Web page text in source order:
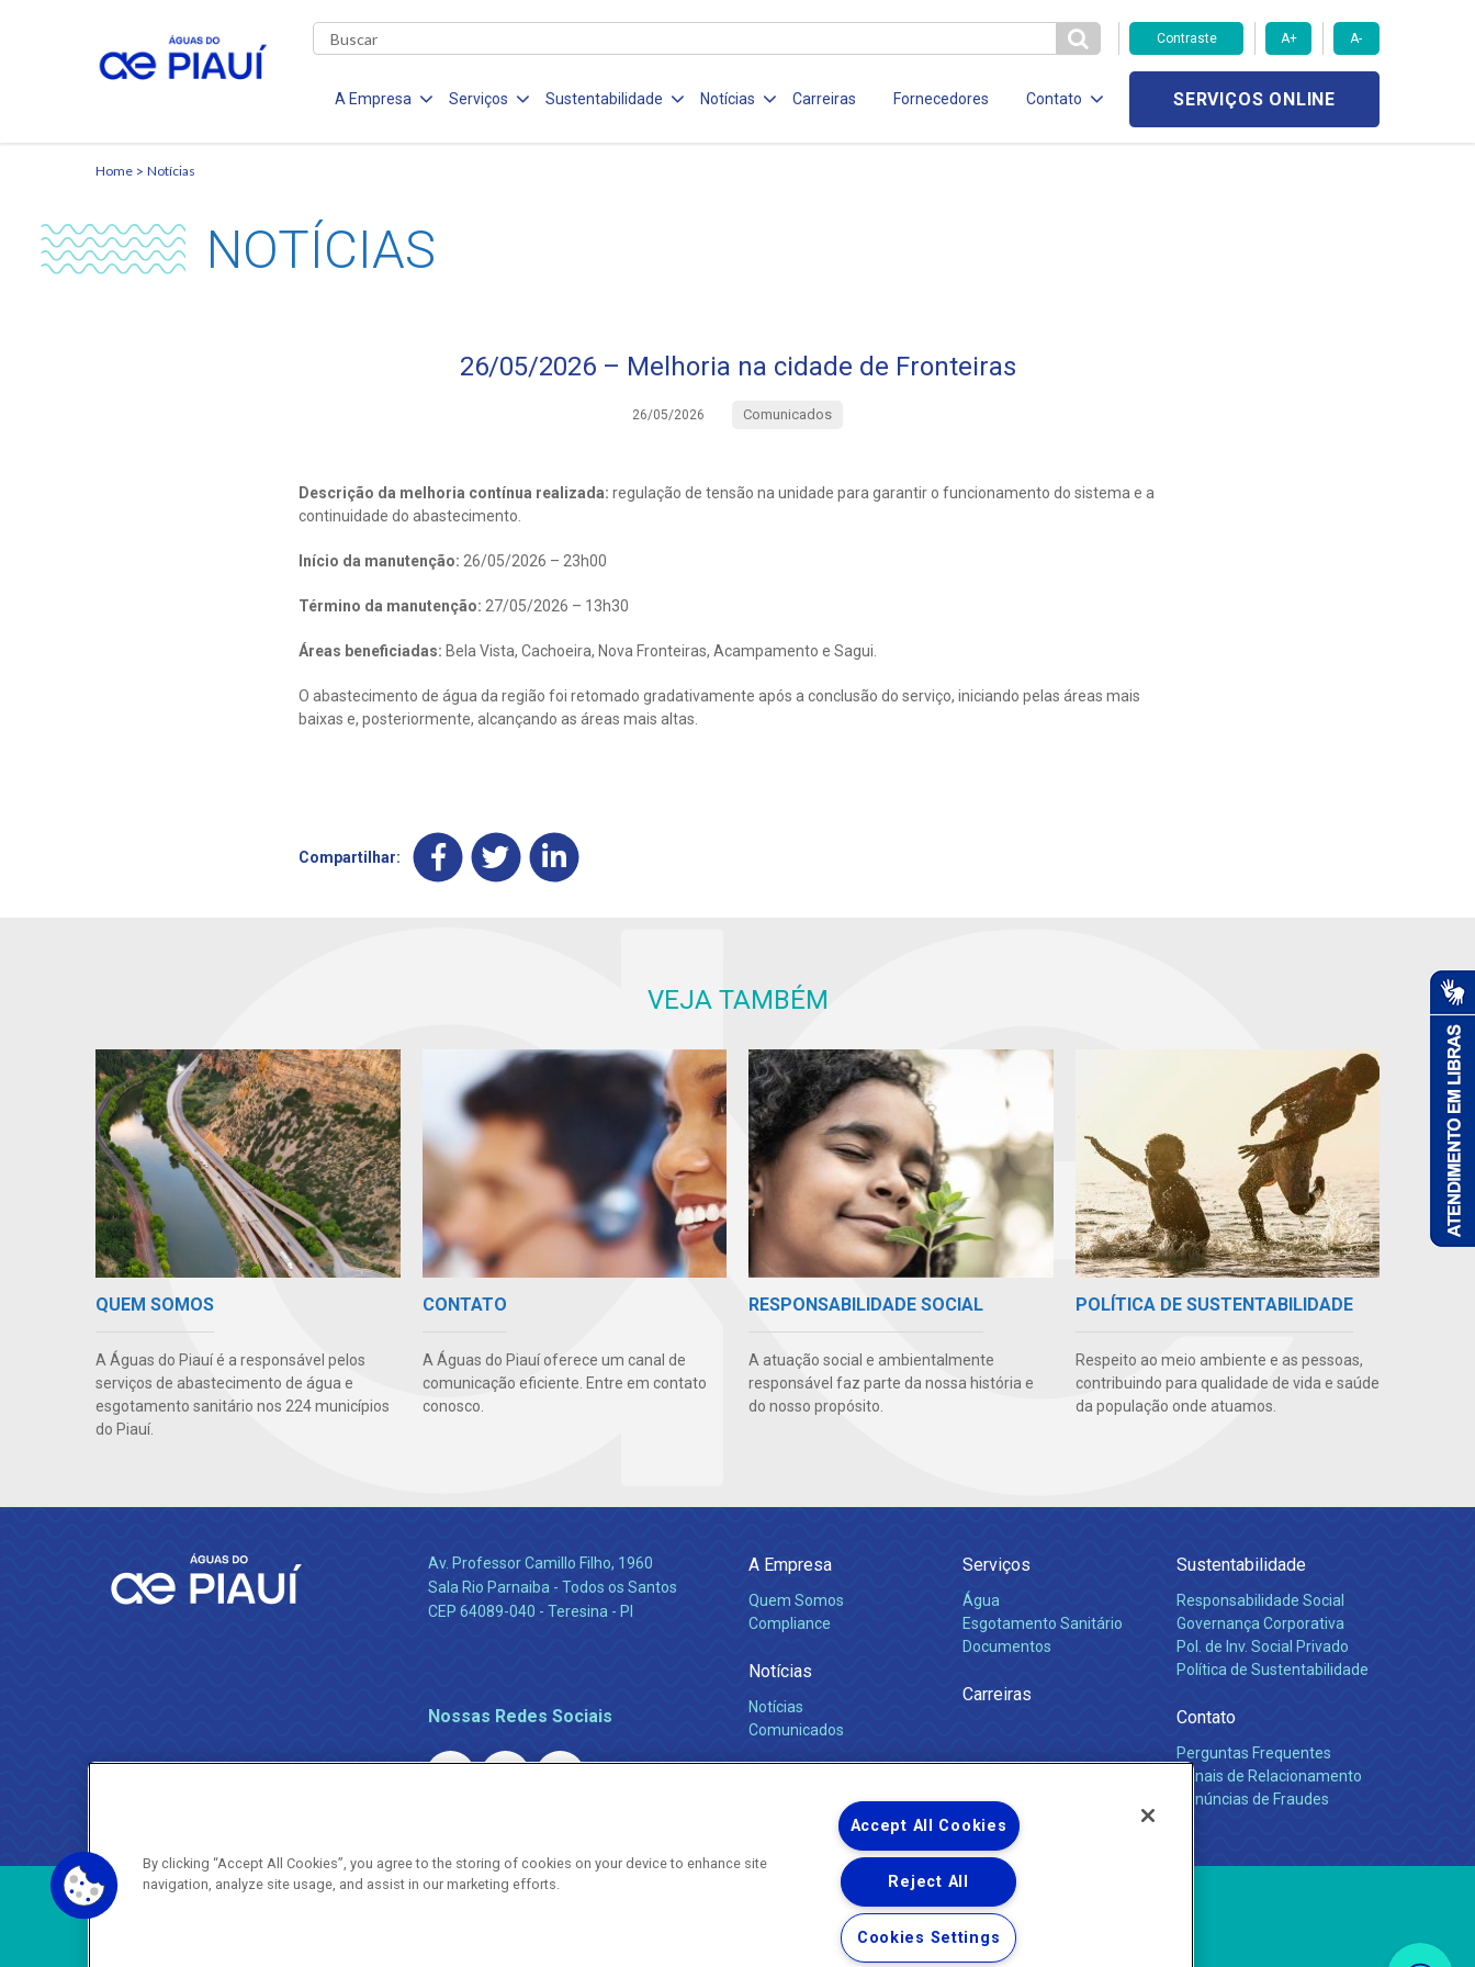
Contraste A+ A-
A Empresa Serviços Sustentabilidade Notícias Carreiras Fornecedores Contato SERVIÇOS ONLINE
Home Notícias
NOTÍCIAS
26/05/2026 – Melhoria na cidade de Fronteiras
26/05/2026 Comunicados
Descrição da melhoria contínua realizada: regulação de tensão na unidade para garantir o funcionamento do sistema e a
continuidade do abastecimento.
Início da manutenção: 26/05/2026 – 23h00
Término da manutenção: 27/05/2026 – 13h30
Áreas beneficiadas: Bela Vista, Cachoeira, Nova Fronteiras, Acampamento e Sagui.
O abastecimento de água da região foi retomado gradativamente após a conclusão do serviço, iniciando pelas áreas mais
baixas e, posteriormente, alcançando as áreas mais altas.
Compartilhar:
VEJA TAMBÉM
QUEM SOMOS
A Águas do Piauí é a responsável pelos
serviços de abastecimento de água e
esgotamento sanitário nos 224 municípios
do Piauí.
CONTATO
A Águas do Piauí oferece um canal de
comunicação eficiente. Entre em contato
conosco.
RESPONSABILIDADE SOCIAL
A atuação social e ambientalmente
responsável faz parte da nossa história e
do nosso propósito.
POLÍTICA DE SUSTENTABILIDADE
Respeito ao meio ambiente e as pessoas,
contribuindo para qualidade de vida e saúde
da população onde atuamos.
Av. Professor Camillo Filho, 1960
Sala Rio Parnaiba - Todos os Santos
CEP 64089-040 - Teresina - PI
Nossas Redes Sociais
A Empresa
Quem Somos
Compliance
Notícias
Notícias
Comunicados
Serviços
Água
Esgotamento Sanitário
Documentos
Carreiras
Sustentabilidade
Responsabilidade Social
Governança Corporativa
Pol. de Inv. Social Privado
Política de Sustentabilidade
Contato
Perguntas Frequentes
Canais de Relacionamento
Denúncias de Fraudes
Copyright ® 2026 - Todos os Direitos Reservados.
By clicking “Accept All Cookies”, you agree to the storing of cookies on your device to enhance site
navigation, analyze site usage, and assist in our marketing efforts.
Accept All Cookies
Reject All
Cookies Settings